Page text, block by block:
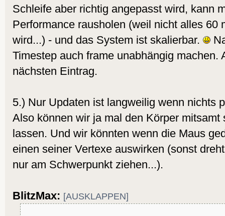
Schleife aber richtig angepasst wird, kann
Performance rausholen (weil nicht alles 60
wird...) - und das System ist skalierbar.
Timestep auch frame unabhängig machen.
nächsten Eintrag.
5.) Nur Updaten ist langweilig wenn nichts
Also können wir ja mal den Körper
lassen. Und wir könnten wenn die Maus
einen seiner Vertexe auswirken (sonst
nur am Schwerpunkt ziehen...).
BlitzMax: [AUSKLAPPEN]